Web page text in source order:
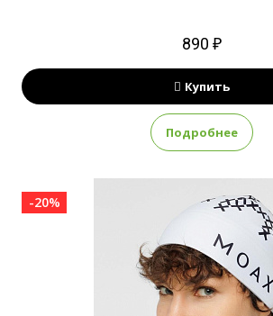
890 ₽
Купить
Подробнее
-20%